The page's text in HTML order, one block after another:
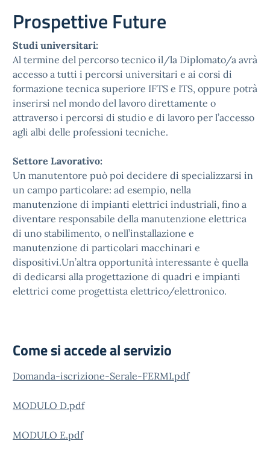
Prospettive Future
Studi universitari:
Al termine del percorso tecnico il/la Diplomato/a avrà
accesso a tutti i percorsi universitari e ai corsi di
formazione tecnica superiore IFTS e ITS, oppure potrà
inserirsi nel mondo del lavoro direttamente o
attraverso i percorsi di studio e di lavoro per l’accesso
agli albi delle professioni tecniche.
Settore Lavorativo:
Un manutentore può poi decidere di specializzarsi in
un campo particolare: ad esempio, nella
manutenzione di impianti elettrici industriali, fino a
diventare responsabile della manutenzione elettrica
di uno stabilimento, o nell’installazione e
manutenzione di particolari macchinari e
dispositivi.Un’altra opportunità interessante è quella
di dedicarsi alla progettazione di quadri e impianti
elettrici come progettista elettrico/elettronico.
Come si accede al servizio
Domanda-iscrizione-Serale-FERMI.pdf
MODULO D.pdf
MODULO E.pdf